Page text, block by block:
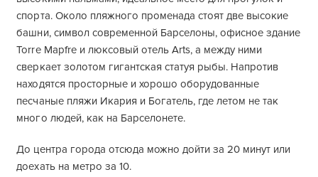
спорта. Около пляжного променада стоят две высокие
башни, символ современной Барселоны, офисное здание
Torre Mapfre и люксовый отель Arts, а между ними
сверкает золотом гигантская статуя рыбы. Напротив
находятся просторные и хорошо оборудованные
песчаные пляжи Икария и Богатель, где летом не так
много людей, как на Барселонете.
До центра города отсюда можно дойти за 20 минут или
доехать на метро за 10.